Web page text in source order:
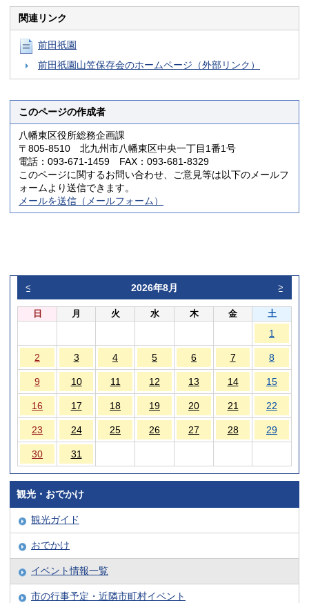
2026年8月
< >
日 月 火 水 木 金 土
1
2 3 4 5 6 7 8
9 10 11 12 13 14 15
16 17 18 19 20 21 22
23 24 25 26 27 28 29
30 31
関連リンク
前田祇園
前田祇園山笠保存会のホームページ（外部リンク）
このページの作成者
八幡東区役所総務企画課
〒805-8510 北九州市八幡東区中央一丁目1番1号
電話：093-671-1459 FAX：093-681-8329
このページに関するお問い合わせ、ご意見等は以下のメールフ
ォームより送信できます。
メールを送信（メールフォーム）
観光・おでかけ
観光ガイド
おでかけ
イベント情報一覧
市の行事予定・近隣市町村イベント